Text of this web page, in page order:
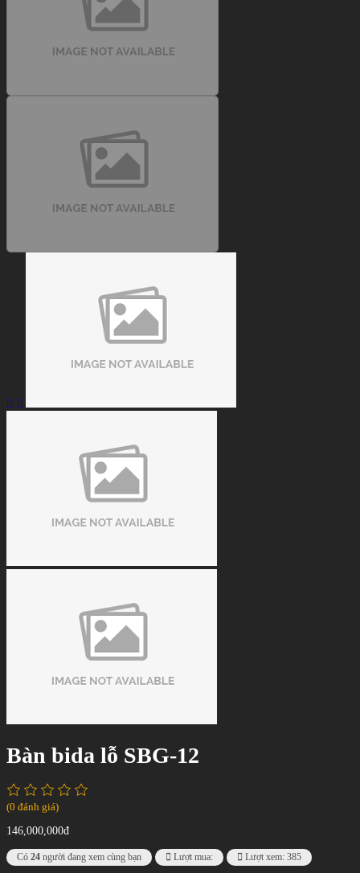
Bàn bida lỗ SBG-12
(0 đánh giá)
146,000,000đ
Có 24 người đang xem cùng bạn Lượt mua: Lượt xem: 385